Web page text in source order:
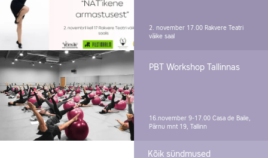
2. november 17.00 Rakvere Teatri
väike saal
PBT Workshop Tallinnas
16.november 9-17.00 Casa de Baile,
Pärnu mnt 19, Tallinn
Kõik sündmused